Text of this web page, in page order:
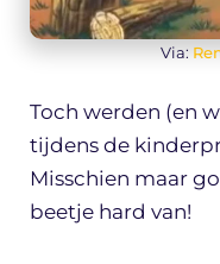
Via:
Toch werden (en
tijdens de
Misschien maar
beetje hard van!